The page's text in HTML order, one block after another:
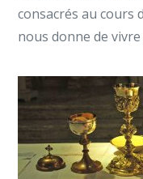
consacrés au cours
nous donne de